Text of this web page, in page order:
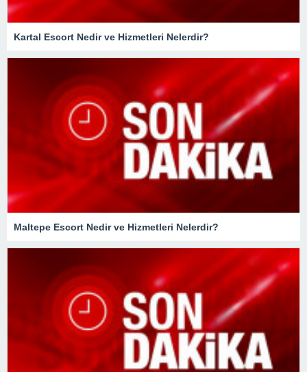
Kartal Escort Nedir ve Hizmetleri Nelerdir?
Maltepe Escort Nedir ve Hizmetleri Nelerdir?